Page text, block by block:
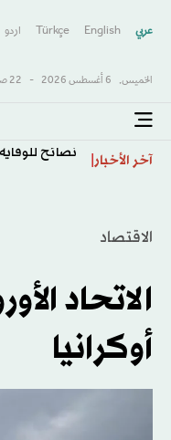
عربي English
Türkçe اردو
الخميس, 6 أغسطس 2026 - 22 صفَر 1448 هـ
آخر الأخبار نصائح
الاقتصاد
الاتحاد
أوكرانيا